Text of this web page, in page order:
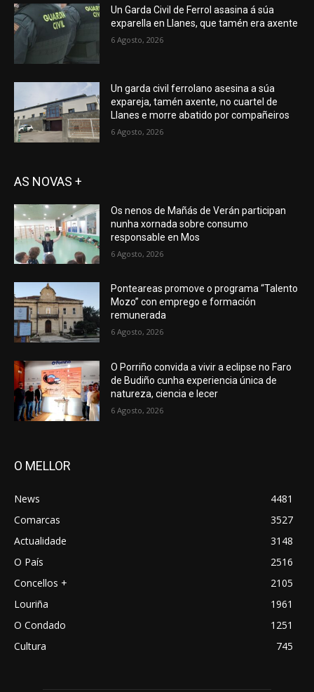
Un Garda Civil de Ferrol asasina á súa
exparella en Llanes, que tamén era axente
6 Agosto, 2026
Un garda civil ferrolano asesina a súa
expareja, tamén axente, no cuartel de
Llanes e morre abatido por compañeiros
6 Agosto, 2026
AS NOVAS +
Os nenos de Mañás de Verán participan
nunha xornada sobre consumo
responsable en Mos
6 Agosto, 2026
Ponteareas promove o programa “Talento
Mozo” con emprego e formación
remunerada
6 Agosto, 2026
O Porriño convida a vivir a eclipse no Faro
de Budiño cunha experiencia única de
natureza, ciencia e lecer
6 Agosto, 2026
O MELLOR
News
4481
Comarcas
3527
Actualidade
3148
O País
2516
Concellos +
2105
Louriña
1961
O Condado
1251
Cultura
745